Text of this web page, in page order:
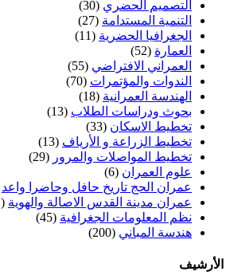
التصميم الحضري (30)
التنمية المستدامة (27)
الجغرافيا الحضرية (11)
العمارة (52)
العمراني الافتراضي (55)
الندوات والمؤتمرات (70)
الهندسة العمرانية (18)
بحوث ودراسات الطلاب (13)
تخطيط الاسكان (33)
تخطيط الزراعة و الأرياف (13)
تخطيط المواصلات والمرور (29)
علوم العمران (6)
عمران الحج تاريخ حافل وحاضرا واعد
عمران مدينة القدس الاصالة والهوية (11)
نظم المعلومات الجغرافية (45)
هندسة المباني (200)
الأرشيف